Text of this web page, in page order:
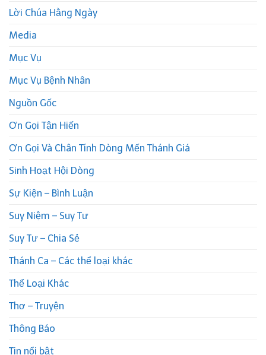
Lời Chúa Hằng Ngày
Media
Mục Vụ
Mục Vụ Bệnh Nhân
Nguồn Gốc
Ơn Gọi Tận Hiến
Ơn Gọi Và Chân Tính Dòng Mến Thánh Giá
Sinh Hoạt Hội Dòng
Sự Kiện – Bình Luận
Suy Niệm – Suy Tư
Suy Tư – Chia Sẻ
Thánh Ca – Các thể loại khác
Thể Loại Khác
Thơ – Truyện
Thông Báo
Tin nổi bật